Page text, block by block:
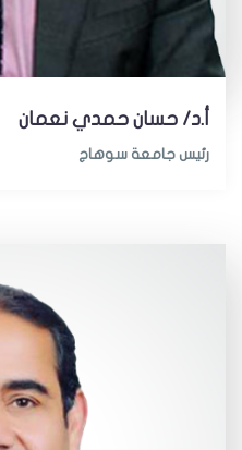
أ.د/ حسان حمدي نعمان
رئيس جامعة سوهاج